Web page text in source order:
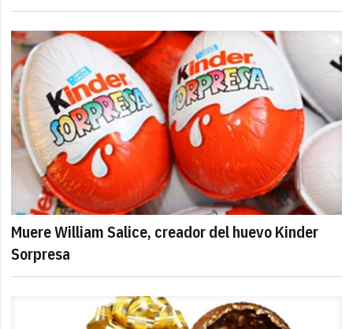
Muere William Salice, creador del huevo Kinder
Sorpresa